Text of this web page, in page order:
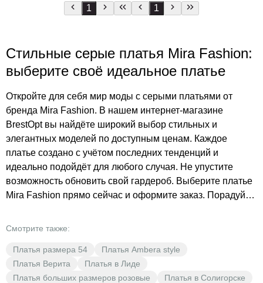
1 1
Стильные серые платья Mira Fashion:
выберите своё идеальное платье
Откройте для себя мир моды с серыми платьями от
бренда Mira Fashion. В нашем интернет-магазине
BrestOpt вы найдёте широкий выбор стильных и
элегантных моделей по доступным ценам. Каждое
платье создано с учётом последних тенденций и
идеально подойдёт для любого случая. Не упустите
возможность обновить свой гардероб. Выберите платье
Mira Fashion прямо сейчас и оформите заказ. Порадуйте
выгодным ценам.
Смотрите также:
Платья размера 54
Платья Ambera style
Платья Верита
Платья в Лиде
Платья больших размеров розовые
Платья в Солигорске